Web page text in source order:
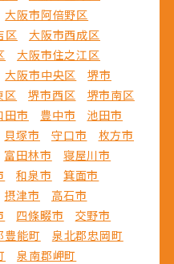
大阪市阿倍野区
区
大阪市西成区
大阪市住之江区
大阪市中央区
堺市
区 堺市西区
堺市南区
田市 豊中市
池田市
貝塚市 守口市
枚方市
富田林市
寝屋川市
和泉市
箕面市
摂津市
高石市
四條畷市
交野市
豊能町
泉北郡忠岡町
泉南郡岬町